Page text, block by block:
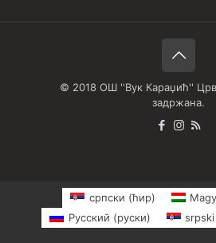
© 2018 ОШ ''Вук Караџић''
задржана.
српски (ћир)
Русский (руски)